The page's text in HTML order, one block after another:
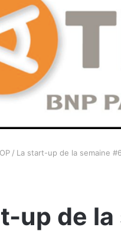
/ La start-up de la semaine
up de